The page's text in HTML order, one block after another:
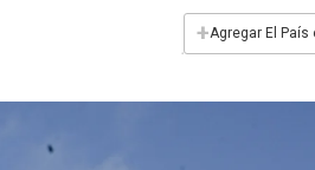
+Agregar El País